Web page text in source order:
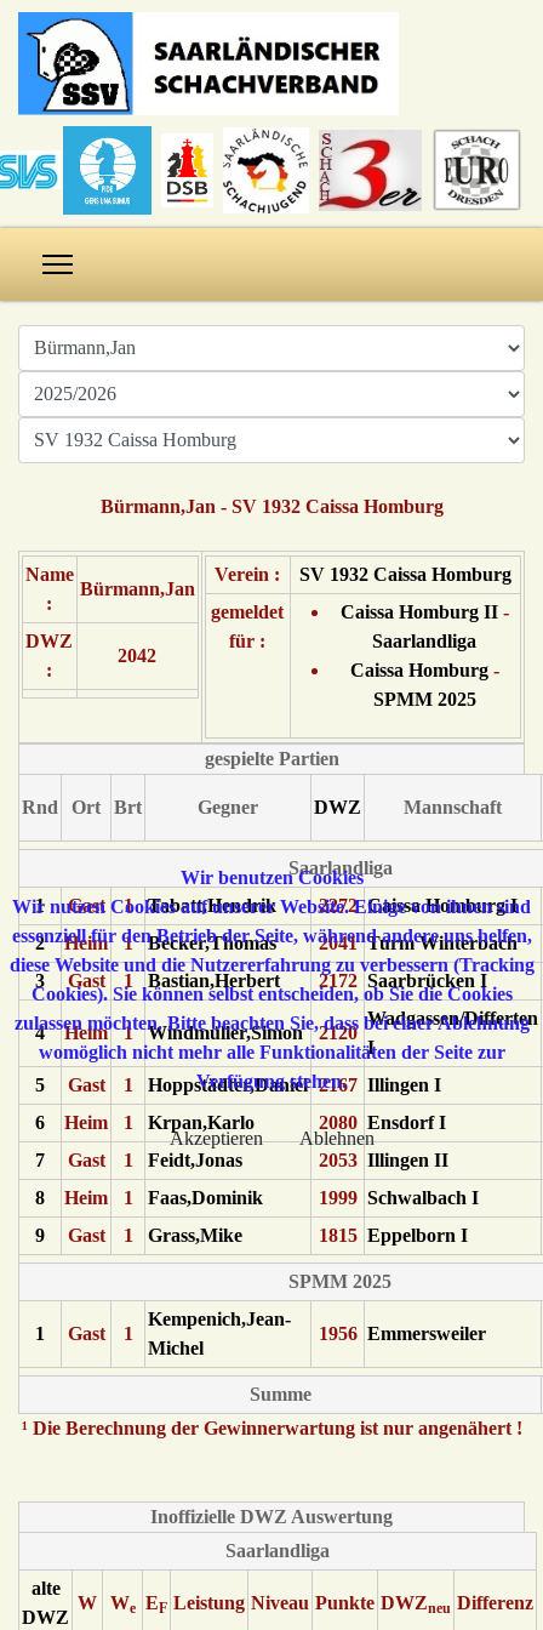
Bürmann,Jan - SV 1932 Caissa Homburg
Name
:
Bürmann,Jan
DWZ
:
2042
Verein :
SV 1932 Caissa Homburg
gemeldet
für :
Caissa Homburg II-
Saarlandliga
Caissa Homburg-
SPMM 2025
gespielte Partien
Rnd Ort Brt Gegner DWZ Mannschaft
Saarlandliga
1
Gast 1 Tabatt,Hendrik 2272 Caissa Homburg I
2
Heim 1 Becker,Thomas 2041 Turm Winterbach
3
Gast 1 Bastian,Herbert 2172 Saarbrücken I
4 Heim 1 Windmüller,Simon 2120
Wadgassen/Differten
I
5
Gast 1 Hoppstädter,Daniel 2167 Illingen I
6
Heim 1 Krpan,Karlo 2080 Ensdorf I
7
Gast 1 Feidt,Jonas 2053 Illingen II
8
Heim 1 Faas,Dominik 1999 Schwalbach I
9
Gast 1 Grass,Mike 1815 Eppelborn I
SPMM 2025
1 Gast 1
Kempenich,Jean-
Michel
1956 Emmersweiler
Summe
¹ Die Berechnung der Gewinnerwartung ist nur angenähert !
Inoffizielle DWZ Auswertung
Saarlandliga
alte
DWZ
W We EF Leistung Niveau Punkte DWZneu Differenz
Wir benutzen Cookies
Wir nutzen Cookies auf unserer Website. Einige von ihnen sind
essenziell für den Betrieb der Seite, während andere uns helfen,
diese Website und die Nutzererfahrung zu verbessern (Tracking
Cookies). Sie können selbst entscheiden, ob Sie die Cookies
zulassen möchten. Bitte beachten Sie, dass bei einer Ablehnung
womöglich nicht mehr alle Funktionalitäten der Seite zur
Verfügung stehen.
Akzeptieren Ablehnen